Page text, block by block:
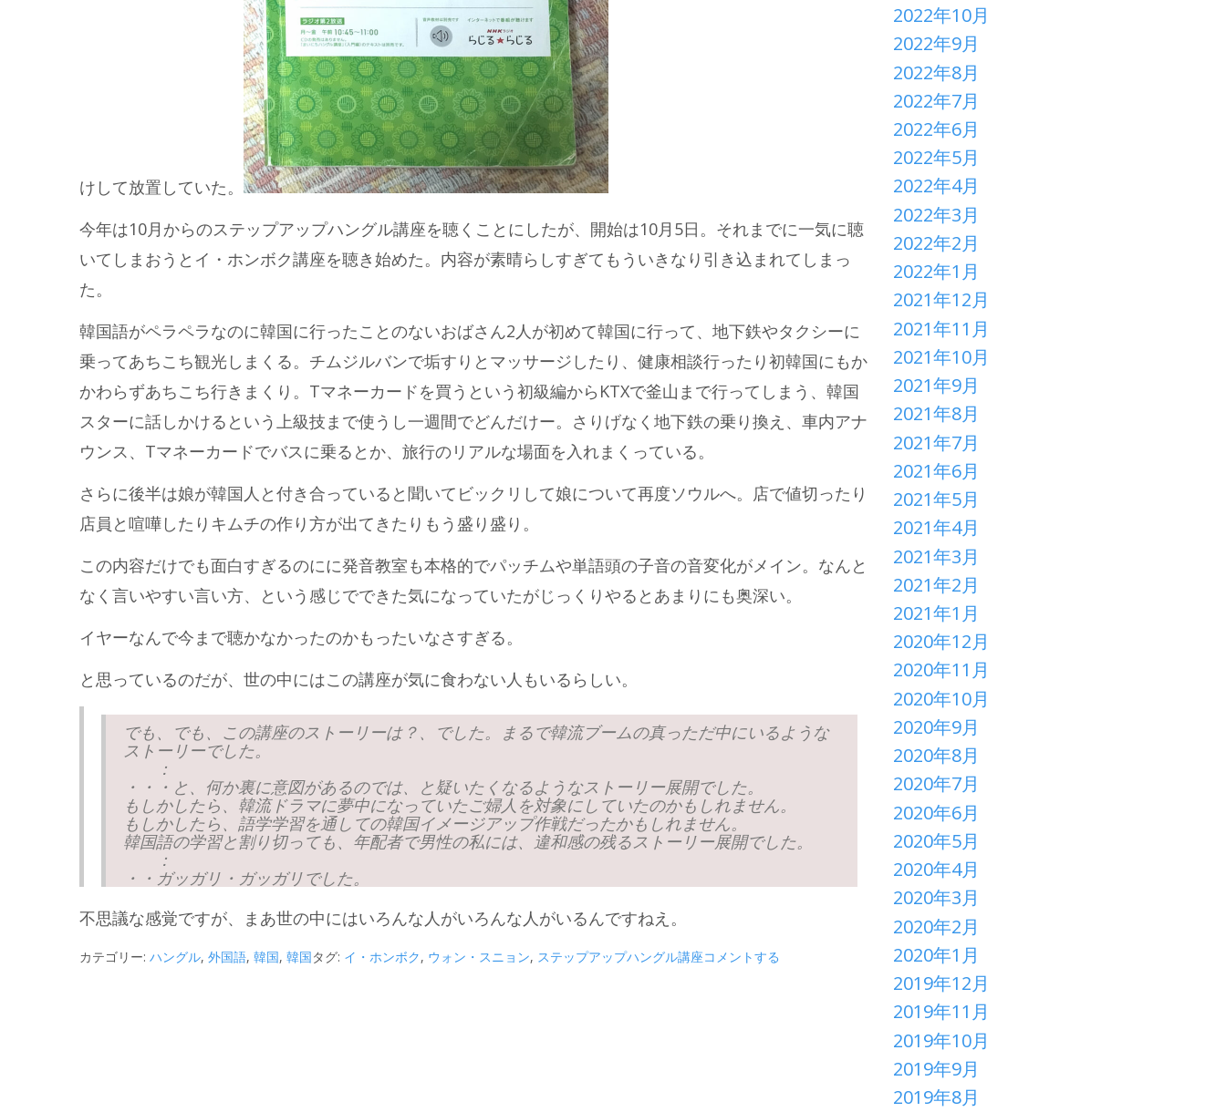
けして放置していた。
今年は10月からのステップアップハングル講座を聴くことにしたが、開始は10月5日。それまでに一気に聴
いてしまおうとイ・ホンボク講座を聴き始めた。内容が素晴らしすぎてもういきなり引き込まれてしまっ
た。
韓国語がペラペラなのに韓国に行ったことのないおばさん2人が初めて韓国に行って、地下鉄やタクシーに
乗ってあちこち観光しまくる。チムジルバンで垢すりとマッサージしたり、健康相談行ったり初韓国にもか
かわらずあちこち行きまくり。Tマネーカードを買うという初級編からKTXで釜山まで行ってしまう、韓国
スターに話しかけるという上級技まで使うし一週間でどんだけー。さりげなく地下鉄の乗り換え、車内アナ
ウンス、Tマネーカードでバスに乗るとか、旅行のリアルな場面を入れまくっている。
さらに後半は娘が韓国人と付き合っていると聞いてビックリして娘について再度ソウルへ。店で値切ったり
店員と喧嘩したりキムチの作り方が出てきたりもう盛り盛り。
この内容だけでも面白すぎるのにに発音教室も本格的でパッチムや単語頭の子音の音変化がメイン。なんと
なく言いやすい言い方、という感じでできた気になっていたがじっくりやるとあまりにも奥深い。
イヤーなんで今まで聴かなかったのかもったいなさすぎる。
と思っているのだが、世の中にはこの講座が気に食わない人もいるらしい。
でも、でも、この講座のストーリーは？、でした。まるで韓流ブームの真っただ中にいるような
ストーリーでした。
：
・・・と、何か裏に意図があるのでは、と疑いたくなるようなストーリー展開でした。
もしかしたら、韓流ドラマに夢中になっていたご婦人を対象にしていたのかもしれません。
もしかしたら、語学学習を通しての韓国イメージアップ作戦だったかもしれません。
韓国語の学習と割り切っても、年配者で男性の私には、違和感の残るストーリー展開でした。
：
・・ガッガリ・ガッガリでした。
不思議な感覚ですが、まあ世の中にはいろんな人がいろんな人がいるんですねえ。
カテゴリー: ハングル, 外国語, 韓国, 韓国タグ: イ・ホンボク, ウォン・スニョン, ステップアップハングル講座コメントする
2022年10月
2022年9月
2022年8月
2022年7月
2022年6月
2022年5月
2022年4月
2022年3月
2022年2月
2022年1月
2021年12月
2021年11月
2021年10月
2021年9月
2021年8月
2021年7月
2021年6月
2021年5月
2021年4月
2021年3月
2021年2月
2021年1月
2020年12月
2020年11月
2020年10月
2020年9月
2020年8月
2020年7月
2020年6月
2020年5月
2020年4月
2020年3月
2020年2月
2020年1月
2019年12月
2019年11月
2019年10月
2019年9月
2019年8月